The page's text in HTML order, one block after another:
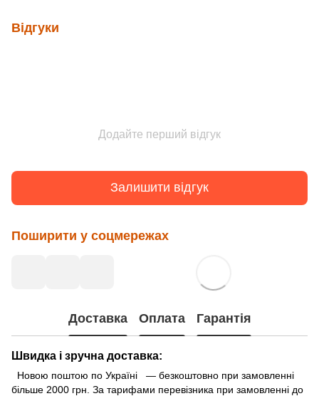
Відгуки
Додайте перший відгук
Залишити відгук
Поширити у соцмережах
Доставка Оплата Гарантія
Швидка і зручна доставка:
Новою поштою по Україні — безкоштовно при замовленні
більше 2000 грн. За тарифами перевізника при замовленні до